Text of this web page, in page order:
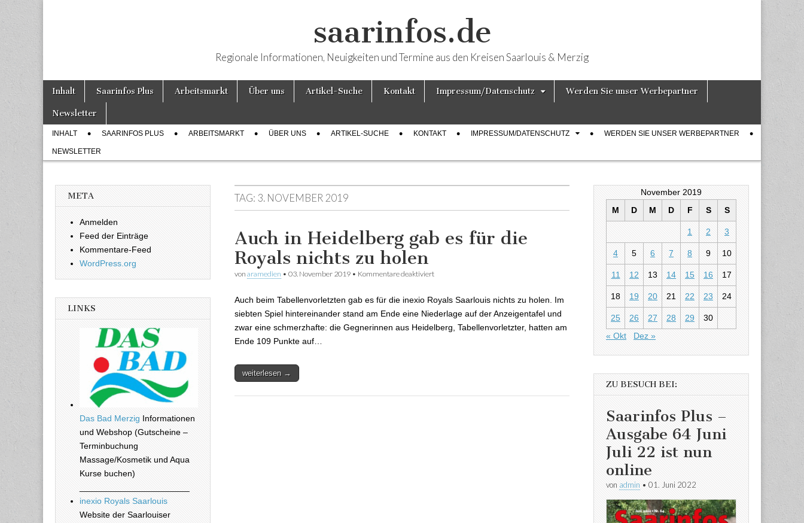
saarinfos.de
Regionale Informationen, Neuigkeiten und Termine aus den Kreisen Saarlouis & Merzig
Hauptmenü
Weiter zum Inhalt
Inhalt Saarinfos Plus Arbeitsmarkt Über uns Artikel-Suche Kontakt Impressum/Datenschutz Werden Sie unser Werbepartner
Newsletter
Untermenü
INHALT SAARINFOS PLUS ARBEITSMARKT ÜBER UNS ARTIKEL-SUCHE KONTAKT IMPRESSUM/DATENSCHUTZ WERDEN SIE UNSER WERBEPARTNER
NEWSLETTER
TAG: 3. NOVEMBER 2019
Auch in Heidelberg gab es für die
Royals nichts zu holen
von aramedien • 03. November 2019 • Kommentare deaktiviert
Auch beim Tabellenvorletzten gab es für die inexio Royals Saarlouis nichts zu holen. Im
siebten Spiel hintereinander stand am Ende eine Niederlage auf der Anzeigentafel und
zwar eine schmerzhafte: die Gegnerinnen aus Heidelberg, Tabellenvorletzter, hatten am
Ende 109 Punkte auf…
weiterlesen →
META
Anmelden
Feed der Einträge
Kommentare-Feed
WordPress.org
LINKS
Das Bad Merzig Informationen
und Webshop (Gutscheine –
Terminbuchung
Massage/Kosmetik und Aqua
Kurse buchen)
inexio Royals Saarlouis
Website der Saarlouiser
November 2019
M
D M D F S S
1 2 3
4 5 6 7 8 9 10
11 12 13 14 15 16 17
18 19 20 21 22 23 24
25 26 27 28 29
30
« Okt
Dez »
ZU BESUCH BEI:
Saarinfos Plus –
Ausgabe 64 Juni
Juli 22 ist nun
online
von admin • 01. Juni 2022